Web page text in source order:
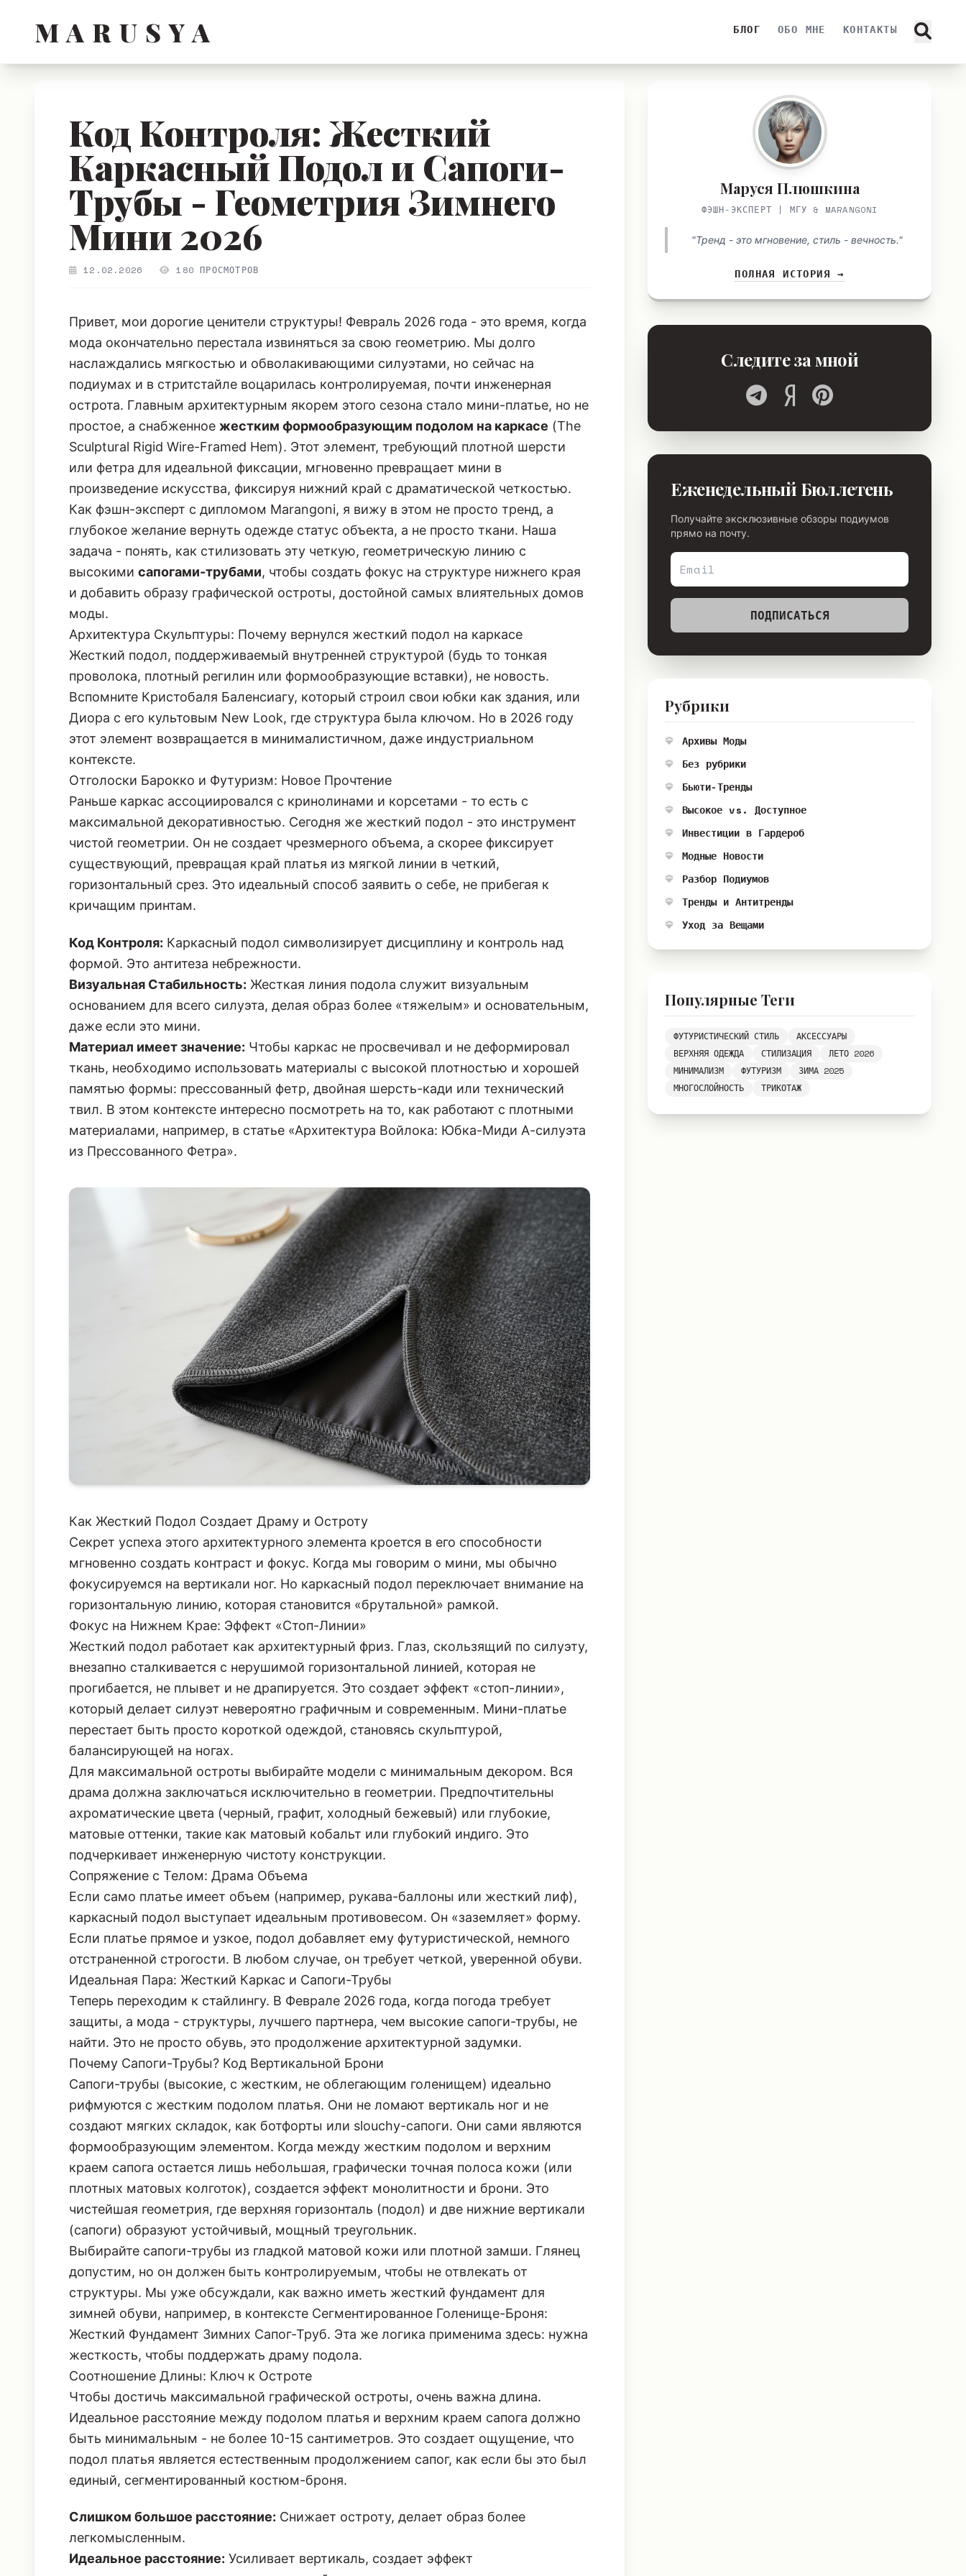
M A R U S Y A БЛОГ ОБО МНЕ КОНТАКТЫ
Код Контроля: Жесткий
Каркасный Подол и Сапоги-
Трубы - Геометрия Зимнего
Мини 2026
12.02.2026 180 ПРОСМОТРОВ
Привет, мои дорогие ценители структуры! Февраль 2026 года - это время, когда
мода окончательно перестала извиняться за свою геометрию. Мы долго
наслаждались мягкостью и обволакивающими силуэтами, но сейчас на
подиумах и в стритстайле воцарилась контролируемая, почти инженерная
острота. Главным архитектурным якорем этого сезона стало мини-платье, но не
простое, а снабженное жестким формообразующим подолом на каркасе (The
Sculptural Rigid Wire-Framed Hem). Этот элемент, требующий плотной шерсти
или фетра для идеальной фиксации, мгновенно превращает мини в
произведение искусства, фиксируя нижний край с драматической четкостью.
Как фэшн-эксперт с дипломом Marangoni, я вижу в этом не просто тренд, а
глубокое желание вернуть одежде статус объекта, а не просто ткани. Наша
задача - понять, как стилизовать эту четкую, геометрическую линию с
высокими сапогами-трубами, чтобы создать фокус на структуре нижнего края
и добавить образу графической остроты, достойной самых влиятельных домов
моды.
Архитектура Скульптуры: Почему вернулся жесткий подол на каркасе
Жесткий подол, поддерживаемый внутренней структурой (будь то тонкая
проволока, плотный регилин или формообразующие вставки), не новость.
Вспомните Кристобаля Баленсиагу, который строил свои юбки как здания, или
Диора с его культовым New Look, где структура была ключом. Но в 2026 году
этот элемент возвращается в минималистичном, даже индустриальном
контексте.
Отголоски Барокко и Футуризм: Новое Прочтение
Раньше каркас ассоциировался с кринолинами и корсетами - то есть с
максимальной декоративностью. Сегодня же жесткий подол - это инструмент
чистой геометрии. Он не создает чрезмерного объема, а скорее фиксирует
существующий, превращая край платья из мягкой линии в четкий,
горизонтальный срез. Это идеальный способ заявить о себе, не прибегая к
кричащим принтам.
Код Контроля: Каркасный подол символизирует дисциплину и контроль над
формой. Это антитеза небрежности.
Визуальная Стабильность: Жесткая линия подола служит визуальным
основанием для всего силуэта, делая образ более «тяжелым» и основательным,
даже если это мини.
Материал имеет значение: Чтобы каркас не просвечивал и не деформировал
ткань, необходимо использовать материалы с высокой плотностью и хорошей
памятью формы: прессованный фетр, двойная шерсть-кади или технический
твил. В этом контексте интересно посмотреть на то, как работают с плотными
материалами, например, в статье «Архитектура Войлока: Юбка-Миди А-силуэта
из Прессованного Фетра».
Как Жесткий Подол Создает Драму и Остроту
Секрет успеха этого архитектурного элемента кроется в его способности
мгновенно создать контраст и фокус. Когда мы говорим о мини, мы обычно
фокусируемся на вертикали ног. Но каркасный подол переключает внимание на
горизонтальную линию, которая становится «брутальной» рамкой.
Фокус на Нижнем Крае: Эффект «Стоп-Линии»
Жесткий подол работает как архитектурный фриз. Глаз, скользящий по силуэту,
внезапно сталкивается с нерушимой горизонтальной линией, которая не
прогибается, не плывет и не драпируется. Это создает эффект «стоп-линии»,
который делает силуэт невероятно графичным и современным. Мини-платье
перестает быть просто короткой одеждой, становясь скульптурой,
балансирующей на ногах.
Для максимальной остроты выбирайте модели с минимальным декором. Вся
драма должна заключаться исключительно в геометрии. Предпочтительны
ахроматические цвета (черный, графит, холодный бежевый) или глубокие,
матовые оттенки, такие как матовый кобальт или глубокий индиго. Это
подчеркивает инженерную чистоту конструкции.
Сопряжение с Телом: Драма Объема
Если само платье имеет объем (например, рукава-баллоны или жесткий лиф),
каркасный подол выступает идеальным противовесом. Он «заземляет» форму.
Если платье прямое и узкое, подол добавляет ему футуристической, немного
отстраненной строгости. В любом случае, он требует четкой, уверенной обуви.
Идеальная Пара: Жесткий Каркас и Сапоги-Трубы
Теперь переходим к стайлингу. В Феврале 2026 года, когда погода требует
защиты, а мода - структуры, лучшего партнера, чем высокие сапоги-трубы, не
найти. Это не просто обувь, это продолжение архитектурной задумки.
Почему Сапоги-Трубы? Код Вертикальной Брони
Сапоги-трубы (высокие, с жестким, не облегающим голенищем) идеально
рифмуются с жестким подолом платья. Они не ломают вертикаль ног и не
создают мягких складок, как ботфорты или slouchy-сапоги. Они сами являются
формообразующим элементом. Когда между жестким подолом и верхним
краем сапога остается лишь небольшая, графически точная полоса кожи (или
плотных матовых колготок), создается эффект монолитности и брони. Это
чистейшая геометрия, где верхняя горизонталь (подол) и две нижние вертикали
(сапоги) образуют устойчивый, мощный треугольник.
Выбирайте сапоги-трубы из гладкой матовой кожи или плотной замши. Глянец
допустим, но он должен быть контролируемым, чтобы не отвлекать от
структуры. Мы уже обсуждали, как важно иметь жесткий фундамент для
зимней обуви, например, в контексте Сегментированное Голенище-Броня:
Жесткий Фундамент Зимних Сапог-Труб. Эта же логика применима здесь: нужна
жесткость, чтобы поддержать драму подола.
Соотношение Длины: Ключ к Остроте
Чтобы достичь максимальной графической остроты, очень важна длина.
Идеальное расстояние между подолом платья и верхним краем сапога должно
быть минимальным - не более 10-15 сантиметров. Это создает ощущение, что
подол платья является естественным продолжением сапог, как если бы это был
единый, сегментированный костюм-броня.
Слишком большое расстояние: Снижает остроту, делает образ более
легкомысленным.
Идеальное расстояние: Усиливает вертикаль, создает эффект
Маруся Плюшкина
ФЭШН-ЭКСПЕРТ | МГУ & MARANGONI
"Тренд - это мгновение, стиль - вечность."
ПОЛНАЯ ИСТОРИЯ →
Следите за мной
Еженедельный Бюллетень
Получайте эксклюзивные обзоры подиумов
прямо на почту.
ПОДПИСАТЬСЯ
Рубрики
Архивы Моды
Без рубрики
Бьюти-Тренды
Высокое vs. Доступное
Инвестиции в Гардероб
Модные Новости
Разбор Подиумов
Тренды и Антитренды
Уход за Вещами
Популярные Теги
ФУТУРИСТИЧЕСКИЙ СТИЛЬ
АКСЕССУАРЫ
ВЕРХНЯЯ ОДЕЖДА
СТИЛИЗАЦИЯ
ЛЕТО 2026
МИНИМАЛИЗМ
ФУТУРИЗМ
ЗИМА 2025
МНОГОСЛОЙНОСТЬ
ТРИКОТАЖ